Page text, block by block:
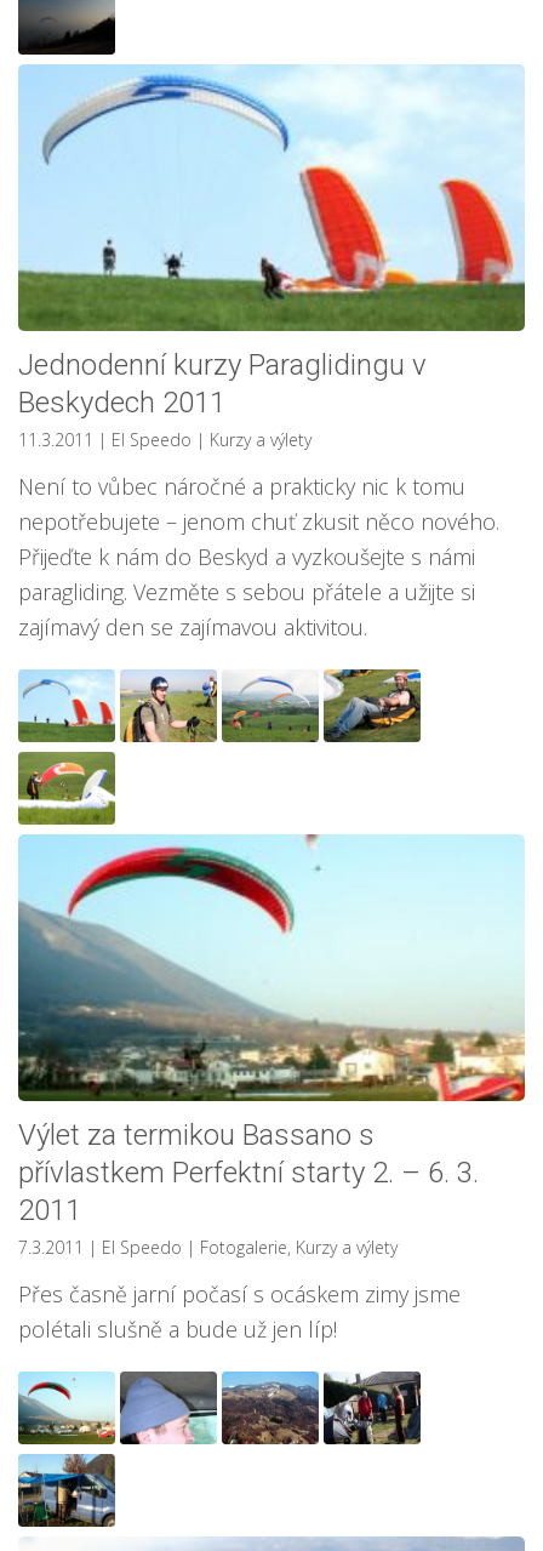
Jednodenní kurzy Paraglidingu v
Beskydech 2011
11.3.2011 | El Speedo | Kurzy a výlety
Není to vůbec náročné a prakticky nic k tomu
nepotřebujete – jenom chuť zkusit něco nového.
Přijeďte k nám do Beskyd a vyzkoušejte s námi
paragliding. Vezměte s sebou přátele a užijte si
zajímavý den se zajímavou aktivitou.
Výlet za termikou Bassano s
přívlastkem Perfektní starty 2. – 6. 3.
2011
7.3.2011 | El Speedo | Fotogalerie, Kurzy a výlety
Přes časně jarní počasí s ocáskem zimy jsme
polétali slušně a bude už jen líp!